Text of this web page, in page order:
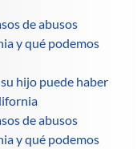
de abusos
y qué podemos
hijo puede haber
de abusos
y qué podemos